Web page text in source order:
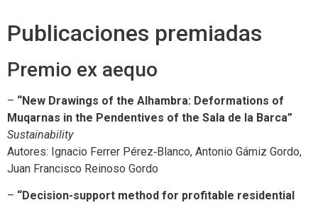
Publicaciones premiadas
Premio ex aequo
– “New Drawings of the Alhambra: Deformations of
Muqarnas in the Pendentives of the Sala de la Barca”
Sustainability
Autores: Ignacio Ferrer Pérez‑Blanco, Antonio Gámiz Gordo,
Juan Francisco Reinoso Gordo
– “Decision-support method for profitable residential